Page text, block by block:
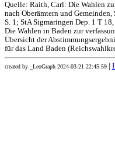
Quelle: Raith, Carl: Die Wahlen
nach Oberämtern und
S. 1; StA Sigmaringen Dep. 1 T
Die Wahlen in Baden zur
Übersicht der
für das Land Baden
created by _LeoGraph 2024-03-21 22:45:59